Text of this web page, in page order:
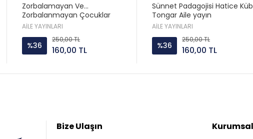
Zorbalamayan Ve
Zorbalanmayan Çocuklar
Yetiştirmek Abdülbaki Altunay
AİLE YAYINLARI
%36
250,00 TL
160,00 TL
Sünnet Padagojisi Hatice
Tongar Aile yayın
AİLE YAYINLARI
%36
250,00 TL
160,00 TL
Bize Ulaşın Kurumsal